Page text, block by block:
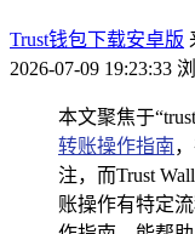
Trust钱包下载安卓版
2026-07-09 19:23:33
本文聚焦于
转账操作指南
注，而Trust
账操作有特定